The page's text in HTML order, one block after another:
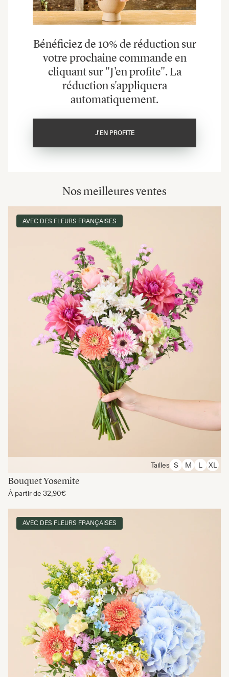
Bénéficiez de 10% de réduction sur
votre prochaine commande en
cliquant sur "J'en profite". La
réduction s'appliquera
automatiquement.
J'EN PROFITE
Nos meilleures ventes
AVEC DES FLEURS FRANÇAISES
Tailles S M XL
Bouquet Yosemite
À partir de 32,90€
AVEC DES FLEURS FRANÇAISES